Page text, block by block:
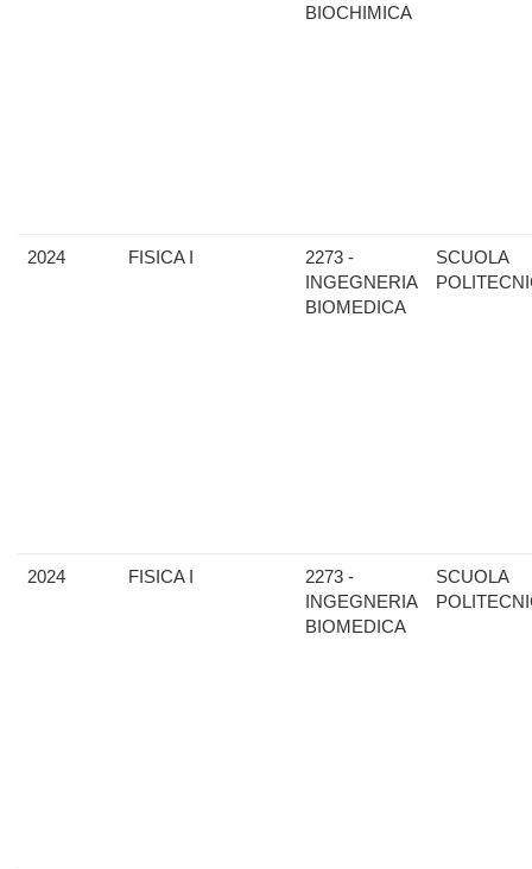
BIOCHIMICA
2024 FISICA I
2273 -
INGEGNERIA
BIOMEDICA
SCUOLA
2024 FISICA I
2273 -
INGEGNERIA
BIOMEDICA
SCUOLA